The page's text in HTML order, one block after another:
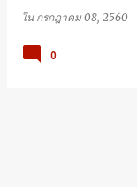
ใน กรกฎาคม 08, 2560
0